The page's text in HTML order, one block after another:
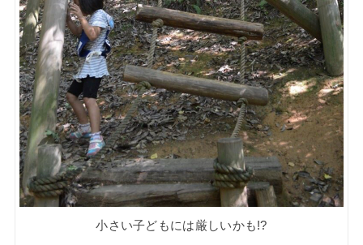
小さい子どもには厳しいかも!?